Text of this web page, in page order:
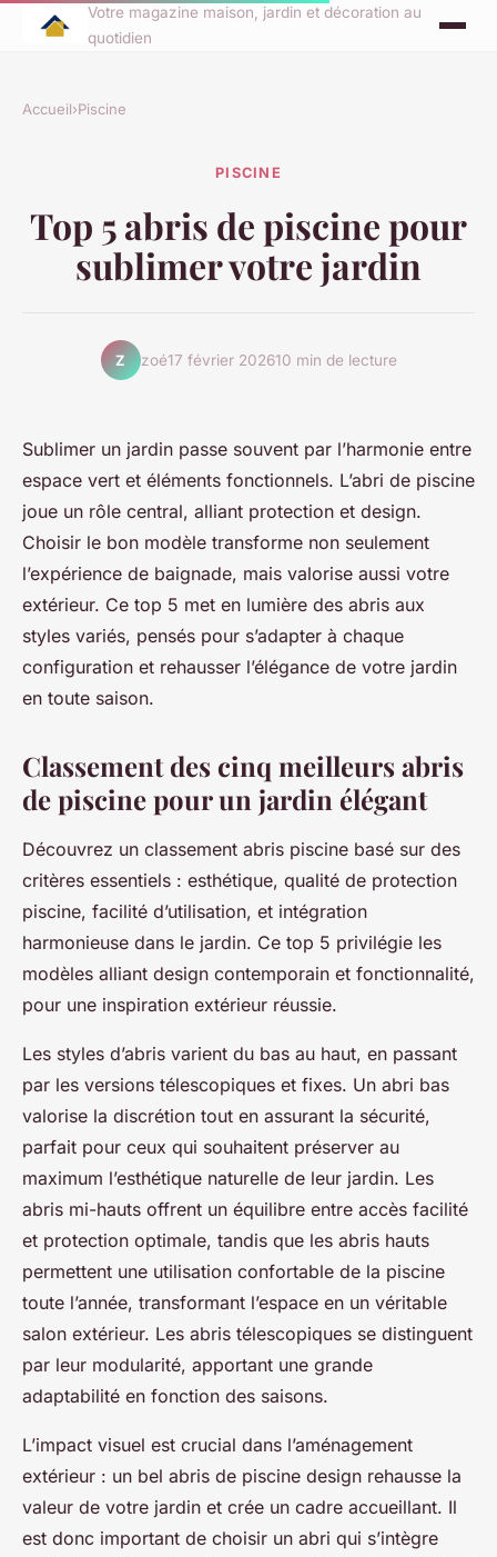
Votre magazine maison, jardin et décoration au
quotidien
Accueil›Piscine
PISCINE
Top 5 abris de piscine pour
sublimer votre jardin
Z zoé17 février 202610 min de lecture
Sublimer un jardin passe souvent par l’harmonie entre
espace vert et éléments fonctionnels. L’abri de piscine
joue un rôle central, alliant protection et design.
Choisir le bon modèle transforme non seulement
l’expérience de baignade, mais valorise aussi votre
extérieur. Ce top 5 met en lumière des abris aux
styles variés, pensés pour s’adapter à chaque
configuration et rehausser l’élégance de votre jardin
en toute saison.
Classement des cinq meilleurs abris
de piscine pour un jardin élégant
Découvrez un classement abris piscine basé sur des
critères essentiels : esthétique, qualité de protection
piscine, facilité d’utilisation, et intégration
harmonieuse dans le jardin. Ce top 5 privilégie les
modèles alliant design contemporain et fonctionnalité,
pour une inspiration extérieur réussie.
Les styles d’abris varient du bas au haut, en passant
par les versions télescopiques et fixes. Un abri bas
valorise la discrétion tout en assurant la sécurité,
parfait pour ceux qui souhaitent préserver au
maximum l’esthétique naturelle de leur jardin. Les
abris mi-hauts offrent un équilibre entre accès facilité
et protection optimale, tandis que les abris hauts
permettent une utilisation confortable de la piscine
toute l’année, transformant l’espace en un véritable
salon extérieur. Les abris télescopiques se distinguent
par leur modularité, apportant une grande
adaptabilité en fonction des saisons.
L’impact visuel est crucial dans l’aménagement
extérieur : un bel abris de piscine design rehausse la
valeur de votre jardin et crée un cadre accueillant. Il
est donc important de choisir un abri qui s’intègre